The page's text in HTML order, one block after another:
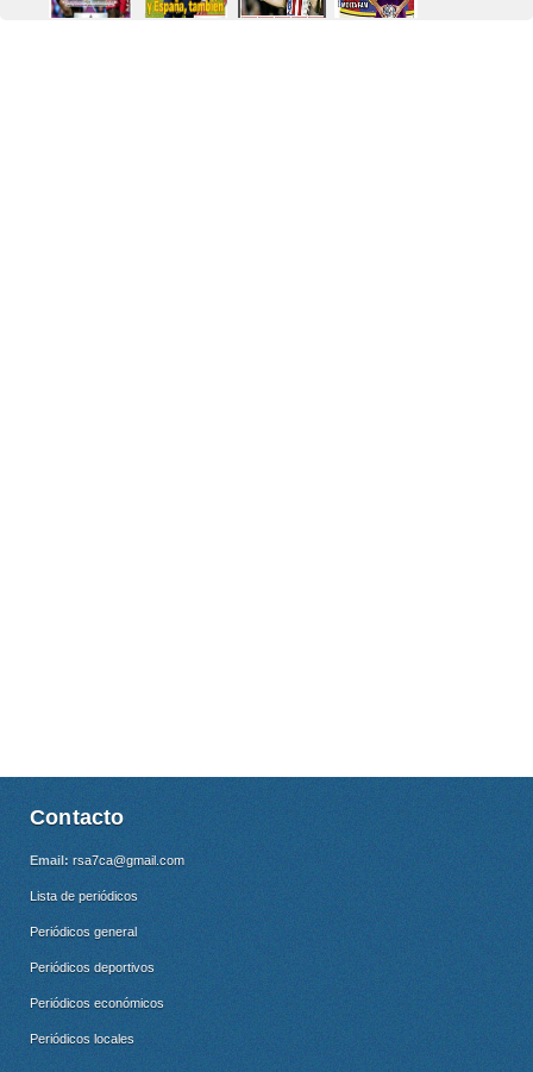
Contacto
Email: rsa7ca@gmail.com
Lista de periódicos
Periódicos general
Periódicos deportivos
Periódicos económicos
Periódicos locales